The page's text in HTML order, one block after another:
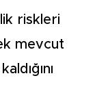
riskleri
mevcut